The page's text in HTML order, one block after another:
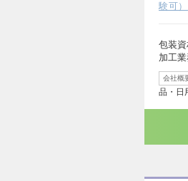
験可）
包装
加工
会社概
品・日